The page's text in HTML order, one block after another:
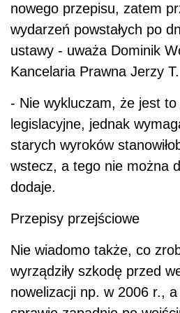
nowego przepisu, zatem
wydarzeń powstałych po
ustawy - uważa Dominik
Kancelaria Prawna Jerzy
- Nie wykluczam, że jest
legislacyjne, jednak
starych wyroków
wstecz, a tego nie można
dodaje.
Przepisy przejściowe
Nie wiadomo także, co
wyrządziły szkodę przed
nowelizacji np. w 2006 r.,